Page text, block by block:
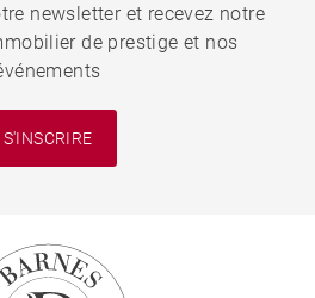
newsletter et recevez notre
de prestige et nos
S'INSCRIRE